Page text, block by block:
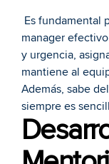
manager
y urgencia,
mantiene al
Además, sabe
siempre es